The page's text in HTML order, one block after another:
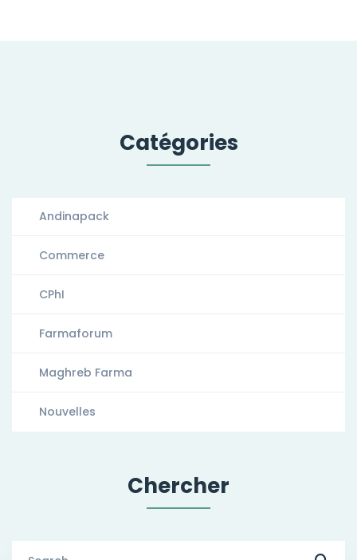
Catégories
Andinapack
Commerce
CPhI
Farmaforum
Maghreb Farma
Nouvelles
Chercher